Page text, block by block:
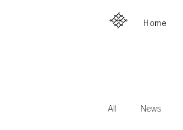
Home
All News